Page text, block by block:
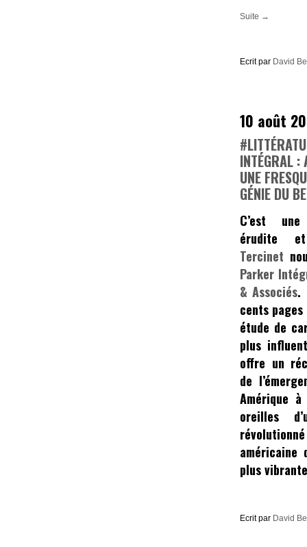
Suite →
Ecrit par David
10 août
INTÉGRAL :
UNE
GÉNIE DU
C’est
érudite
Tercinet
Parker
& Associés.
cents
étude de
plus
offre un
de
Amérique
oreilles
américaine
plus
Ecrit par David